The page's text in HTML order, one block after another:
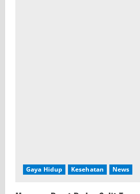
Gaya Hidup Kesehatan News